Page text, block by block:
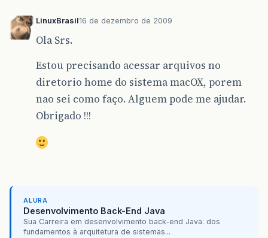
LinuxBrasil16 de dezembro de 2009
Ola Srs.
Estou precisando acessar arquivos no
diretorio home do sistema macOX, porem
nao sei como faço. Alguem pode me ajudar.
Obrigado !!!
ALURA
Desenvolvimento Back-End Java
Sua Carreira em desenvolvimento back-end Java: dos
fundamentos à arquitetura de sistemas...